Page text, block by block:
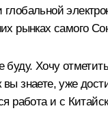
глобальной
рынках самого
буду. Хочу
знаете, уже
работа и с